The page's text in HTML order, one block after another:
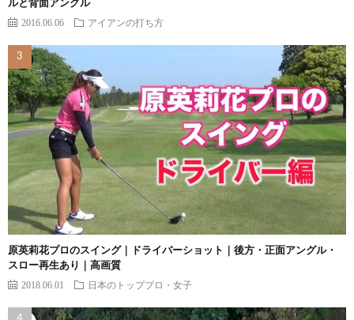
ルと背面アングル
2016.06.06 アイアンの打ち方
原英莉花プロのスイング｜ドライバーショット｜後方・正面アングル・
スロー再生あり｜高画質
2018.06.01 日本のトッププロ・女子